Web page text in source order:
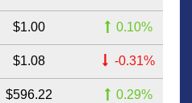
$1.00 0.10%
$1.08 -0.31%
$596.22 0.29%